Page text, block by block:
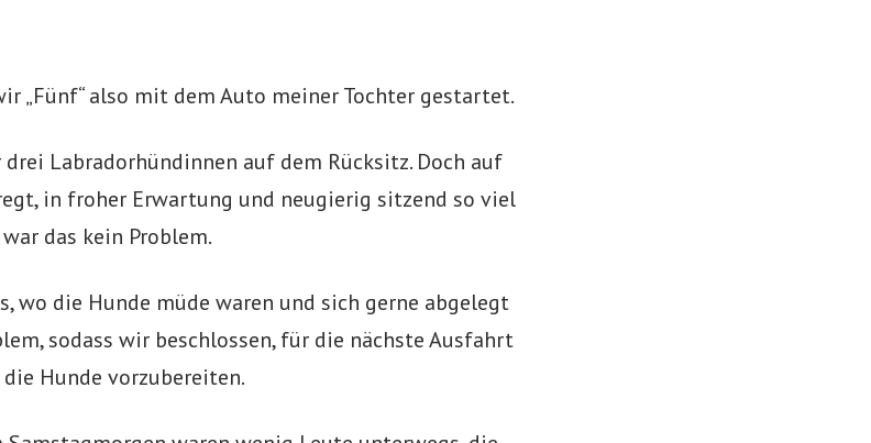
„Fünf“ also mit dem Auto meiner Tochter gestartet.
Labradorhündinnen auf dem Rücksitz. Doch auf
in froher Erwartung und neugierig sitzend so viel
das kein Problem.
wo die Hunde müde waren und sich gerne abgelegt
sodass wir beschlossen, für die nächste Ausfahrt
Hunde vorzubereiten.